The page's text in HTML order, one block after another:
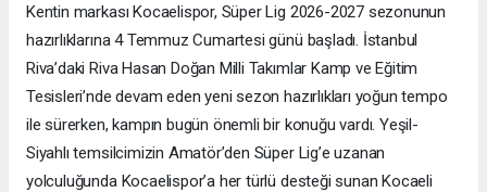
Kentin markası Kocaelispor, Süper Lig 2026-2027 sezonunun
hazırlıklarına 4 Temmuz Cumartesi günü başladı. İstanbul
Riva’daki Riva Hasan Doğan Milli Takımlar Kamp ve Eğitim
Tesisleri’nde devam eden yeni sezon hazırlıkları yoğun tempo
ile sürerken, kampın bugün önemli bir konuğu vardı. Yeşil-
Siyahlı temsilcimizin Amatör’den Süper Lig’e uzanan
yolculuğunda Kocaelispor’a her türlü desteği sunan Kocaeli